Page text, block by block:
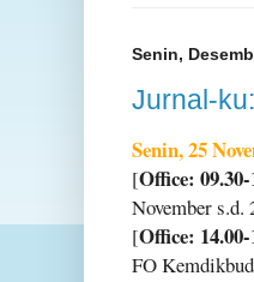
Senin,
Jurnal-
Senin, 25
[Office: 09.30-
November s.d.
[Office: 14.00-
FO